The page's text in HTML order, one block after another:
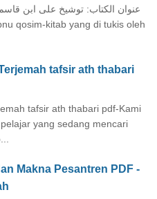
عنوان الكتاب: توشيخ على ابن
tafsir ath thabari
tafsir ath thabari pdf-Kami
yang sedang mencari
Makna Pesantren PDF -